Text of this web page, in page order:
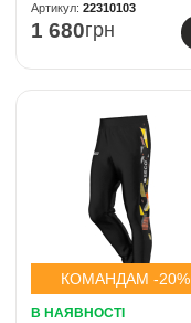
22310103
1 680грн
КОМАНДАМ -20%
В НАЯВНОСТІ